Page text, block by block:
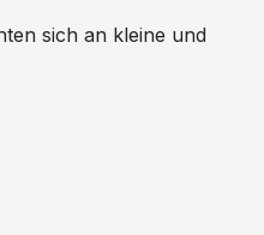
sich an kleine und